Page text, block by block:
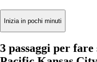
Inizia in pochi minuti
3 passaggi per